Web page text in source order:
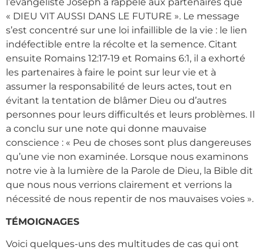
« DIEU VIT AUSSI DANS LE FUTURE ». Le message
s’est concentré sur une loi infaillible de la vie : le lien
indéfectible entre la récolte et la semence. Citant
ensuite Romains 12:17-19 et Romains 6:1, il a exhorté
les partenaires à faire le point sur leur vie et à
assumer la responsabilité de leurs actes, tout en
évitant la tentation de blâmer Dieu ou d’autres
personnes pour leurs difficultés et leurs problèmes. Il
a conclu sur une note qui donne mauvaise
conscience : « Peu de choses sont plus dangereuses
qu’une vie non examinée. Lorsque nous examinons
notre vie à la lumière de la Parole de Dieu, la Bible dit
que nous nous verrions clairement et verrions la
nécessité de nous repentir de nos mauvaises voies ».
TÉMOIGNAGES
Voici quelques-uns des multitudes de cas qui ont